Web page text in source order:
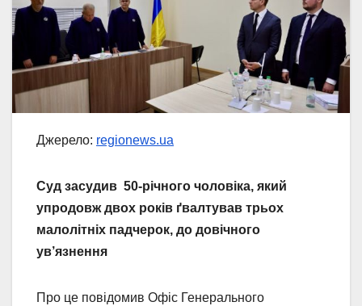
Джерело: regionews.ua
Суд засудив 50-річного чоловіка, який
упродовж двох років ґвалтував трьох
малолітніх падчерок, до довічного
ув’язнення
Про це повідомив Офіс Генерального